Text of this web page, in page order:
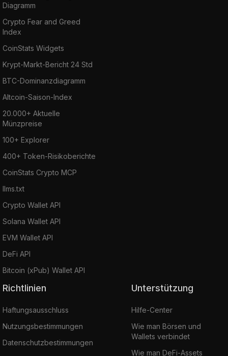
Diagramm
Crypto Fear and Greed
Index
CoinStats Widgets
Krypt-Markt-Bericht 24 Std
BTC-Dominanzdiagramm
Altcoin-Saison-Index
20.000+ Aktuelle
Münzpreise
100+ Explorer
400+ Token-Risikoberichte
CoinStats Crypto MCP
llms.txt
Crypto Wallet API
Solana Wallet API
EVM Wallet API
DeFi API
Bitcoin (xPub) Wallet API
Richtlinien
Haftungsausschluss
Nutzungsbestimmungen
Datenschutzbestimmungen
Unterstützung
Hilfe-Center
Wie man Börsen und
Wallets verbindet
Wie man DeFi-Assets